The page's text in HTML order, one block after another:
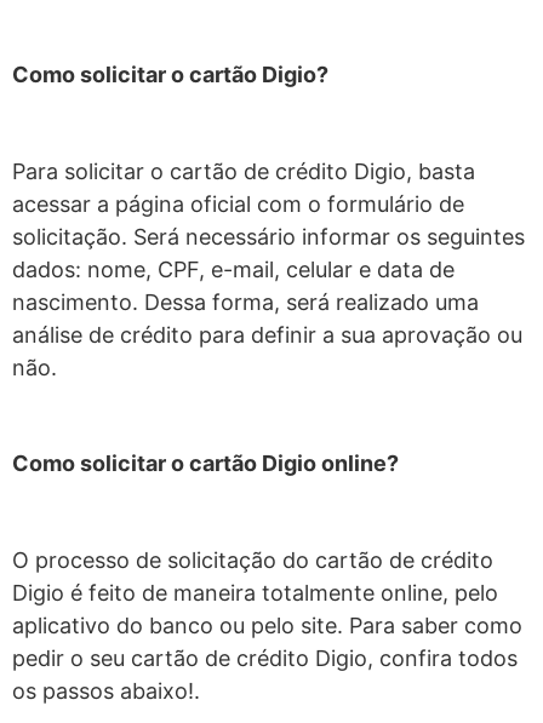
Como solicitar o cartão Digio?
Para solicitar o cartão de crédito Digio, basta
acessar a página oficial com o formulário de
solicitação. Será necessário informar os seguintes
dados: nome, CPF, e-mail, celular e data de
nascimento. Dessa forma, será realizado uma
análise de crédito para definir a sua aprovação ou
não.
Como solicitar o cartão Digio online?
O processo de solicitação do cartão de crédito
Digio é feito de maneira totalmente online, pelo
aplicativo do banco ou pelo site. Para saber como
pedir o seu cartão de crédito Digio, confira todos
os passos abaixo!.